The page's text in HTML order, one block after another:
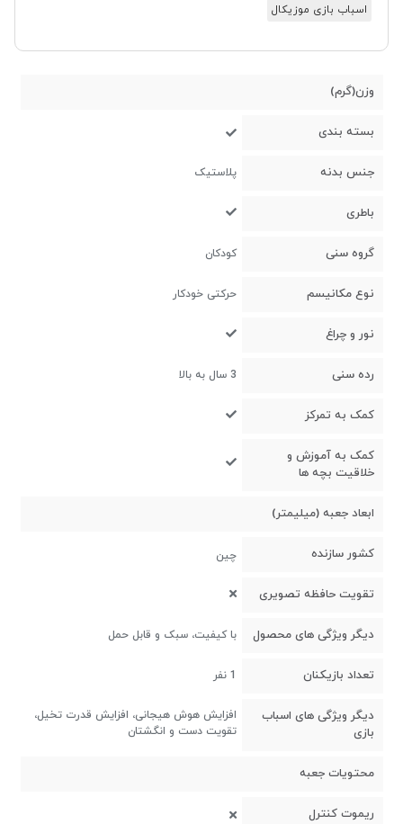
اسباب بازی موزیکال
وزن(گرم)
بسته بندی
جنس بدنه پلاستیک
باطری
گروه سنی کودکان
نوع مکانیسم حرکتی خودکار
نور و چراغ
رده سنی 3 سال به بالا
کمک به تمرکز
کمک به آموزش و
خلاقیت بچه ها
ابعاد جعبه (میلیمتر)
کشور سازنده چین
تقویت حافظه تصویری
دیگر ویژگی های محصول با کیفیت، سبک و قابل حمل
تعداد بازیکنان 1 نفر
دیگر ویژگی های اسباب
بازی
افزایش هوش هیجانی، افزایش قدرت تخیل،
تقویت دست و انگشتان
محتویات جعبه
ریموت کنترل